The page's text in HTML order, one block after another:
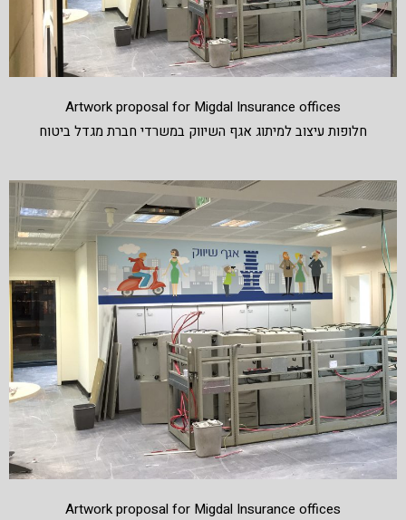
Artwork proposal for Migdal Insurance offices
חלופות עיצוב למיתוג אגף השיווק במשרדי חברת מגדל ביטוח
Artwork proposal for Migdal Insurance offices